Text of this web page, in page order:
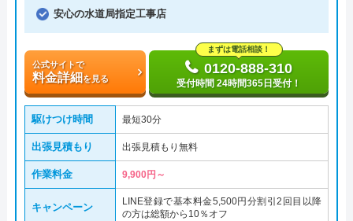
安心の水道局指定工事店
公式サイトで
料金詳細を見る
まずは電話相談！
0120-888-310
受付時間 24時間365日受付！
駆けつけ時間 最短30分
出張見積もり 出張見積もり無料
作業料金 9,900円～
キャンペーン
LINE登録で基本料金5,500円分割引2回目以降
の方は総額から10％オフ